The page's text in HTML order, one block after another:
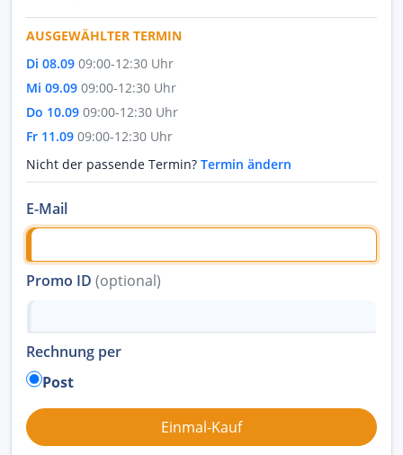
AUSGEWÄHLTER TERMIN
Di 08.09 09:00-12:30 Uhr
Mi 09.09 09:00-12:30 Uhr
Do 10.09 09:00-12:30 Uhr
Fr 11.09 09:00-12:30 Uhr
Nicht der passende Termin? Termin ändern
E-Mail
Promo ID (optional)
Rechnung per
Post